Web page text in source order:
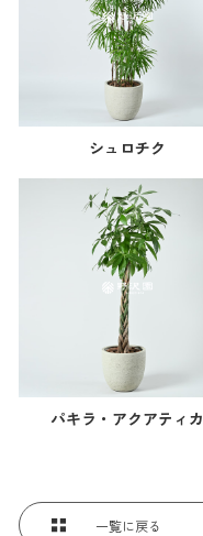
シュロチク
パキラ・アクアティカ
一覧に戻る